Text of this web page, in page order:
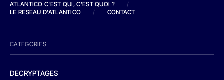
ATLANTICO C'EST QUI, C'EST QUOI ?
/
LE RESEAU D'ATLANTICO
/ CONTACT
CATEGORIES
DECRYPTAGES